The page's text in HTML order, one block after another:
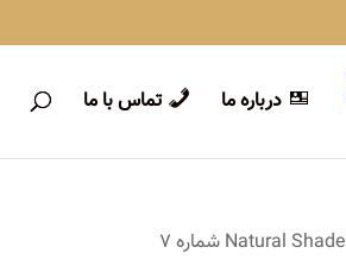
درباره ما تماس با ما